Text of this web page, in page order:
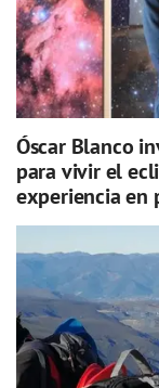
Óscar Blanco
para vivir el
experiencia en